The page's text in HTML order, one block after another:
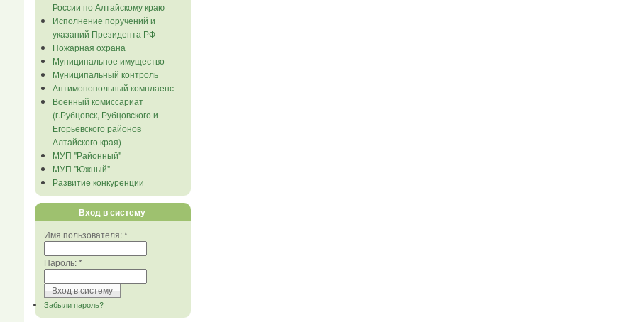
России по Алтайскому краю
Исполнение поручений и
указаний Президента РФ
Пожарная охрана
Муниципальное имущество
Муниципальный контроль
Антимонопольный комплаенс
Военный комиссариат
(г.Рубцовск, Рубцовского и
Егорьевского районов
Алтайского края)
МУП "Районный"
МУП "Южный"
Развитие конкуренции
Вход в систему
Имя пользователя:*
Пароль:*
Забыли пароль?